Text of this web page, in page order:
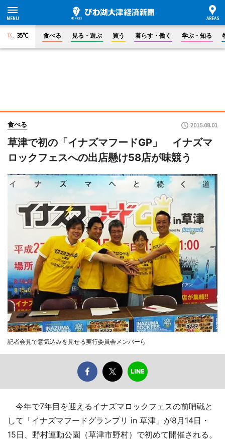
35°C 食べる 見る・遊ぶ 買う 暮らす・働く 学ぶ・知る
食べる 2015.08.01
草津で初の「イナズマフードGP」 イナズマ
ロックフェスへの出店懸け58店が味競う
記者会見で意気込みを見せる実行委員会メンバーら
今年で7年目を迎えるイナズマロックフェスの前哨戦と
して「イナズマフードグランプリ in 草津」が8月14日・
15日、野村運動公園（草津市野村）で初めて開催される。